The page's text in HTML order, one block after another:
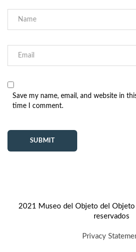
Save my name, email, and website in
time I comment.
2021 Museo del Objeto del Objeto
reservados
Privacy